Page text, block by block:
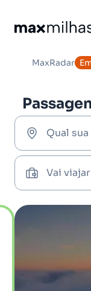
MaxRadar
Qual
Vai